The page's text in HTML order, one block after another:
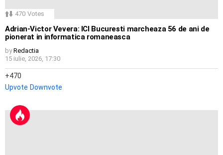
470 Votes
Adrian-Victor Vevera: ICI Bucuresti marcheaza 56 de ani de
pionerat in informatica romaneasca
by Redactia
15 iulie, 2026, 17:30
470
Upvote Downvote